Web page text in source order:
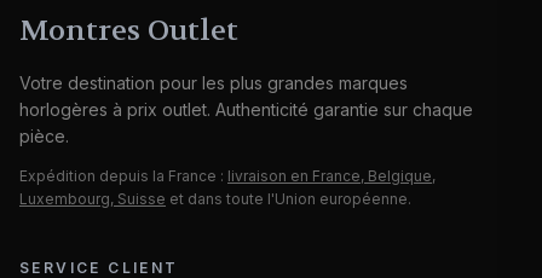
Montres Outlet
Votre destination pour les plus grandes marques
horlogères à prix outlet. Authenticité garantie sur chaque
pièce.
Expédition depuis la France : livraison en France, Belgique,
Luxembourg, Suisse et dans toute l'Union européenne.
SERVICE CLIENT